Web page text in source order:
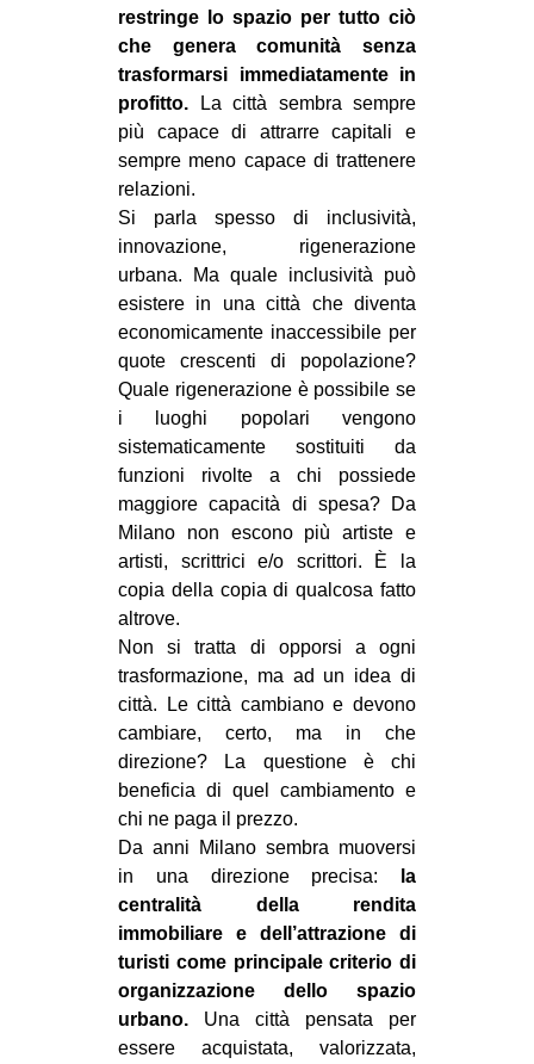
restringe lo spazio per tutto ciò
che genera comunità senza
trasformarsi immediatamente in
profitto.
La città sembra sempre
più capace di attrarre capitali e
sempre meno capace di trattenere
relazioni.
Si parla spesso di inclusività,
innovazione, rigenerazione
urbana. Ma quale inclusività può
esistere in una città che diventa
economicamente inaccessibile per
quote crescenti di popolazione?
Quale rigenerazione è possibile se
i luoghi popolari vengono
sistematicamente sostituiti da
funzioni rivolte a chi possiede
maggiore capacità di spesa? Da
Milano non escono più artiste e
artisti, scrittrici e/o scrittori. È la
copia della copia di qualcosa fatto
altrove.
Non si tratta di opporsi a ogni
trasformazione, ma ad un idea di
città. Le città cambiano e devono
cambiare, certo, ma in che
direzione? La questione è chi
beneficia di quel cambiamento e
chi ne paga il prezzo.
Da anni Milano sembra muoversi
in una direzione precisa:
la
centralità della rendita
immobiliare e dell’attrazione di
turisti come principale criterio di
organizzazione dello spazio
urbano. Una città pensata per
essere acquistata, valorizzata,